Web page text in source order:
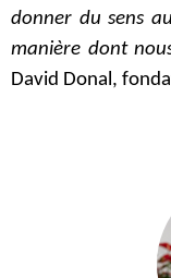
donner du sens
manière dont
David Donal,